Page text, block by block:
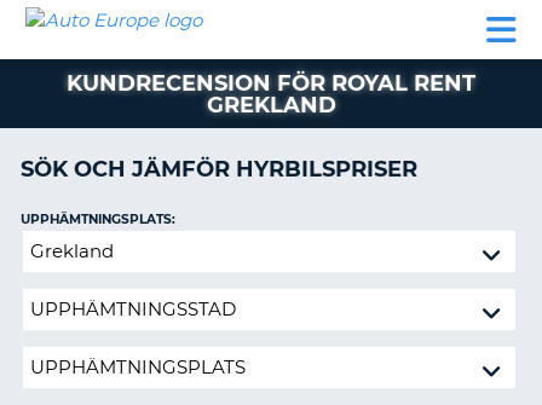
HYRBIL
HYRA
PARTNER
AUTO
EUROPE
HYRBIL
HYRA
HUSBIL
PARTNER
HJÄLP
BOKNING
KUNDRECENSION FÖR ROYAL RENT
GREKLAND
SÖK OCH JÄMFÖR HYRBILSPRISER
Återlämna
annan
UPPHÄMTNINGSPLATS: